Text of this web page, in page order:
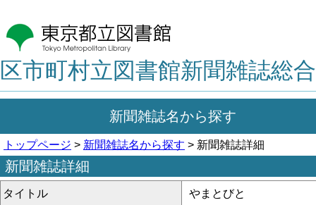
区市町村立図書館新聞雑誌総
新聞雑誌名から探す
トップページ > 新聞雑誌名から探す > 新聞雑誌詳細
新聞雑誌詳細
タイトル やまとびと